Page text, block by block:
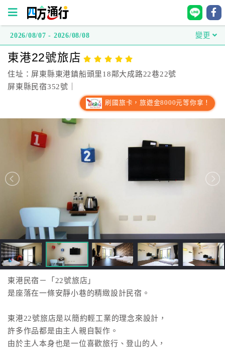
方
通
行
房
直
跟
飯
店
訂
房
HOT
特
2026/08/07 - 2026/08/08 變更
東港22號旅店
住址：屏東縣東港鎮船頭里18鄰大成路22巷22號
屏東縣民宿352號｜
刷國旅卡，旅遊金8000元等你拿！
東港民宿－「22號旅店」
是座落在一條安靜小巷的精緻設計民宿。
東港22號旅店是以簡約輕工業的理念來設計，
許多作品都是由主人親自製作。
由於主人本身也是一位喜歡旅行、登山的人，